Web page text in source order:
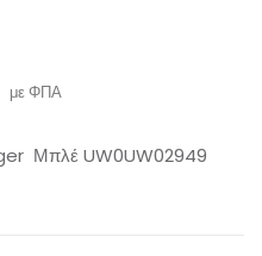
με ΦΠΑ
Μπλέ UW0UW02949